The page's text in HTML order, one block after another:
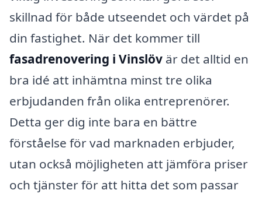
skillnad för både utseendet och värdet på
din fastighet. När det kommer till
fasadrenovering i Vinslöv är det alltid en
bra idé att inhämtna minst tre olika
erbjudanden från olika entreprenörer.
Detta ger dig inte bara en bättre
förståelse för vad marknaden erbjuder,
utan också möjligheten att jämföra priser
och tjänster för att hitta det som passar